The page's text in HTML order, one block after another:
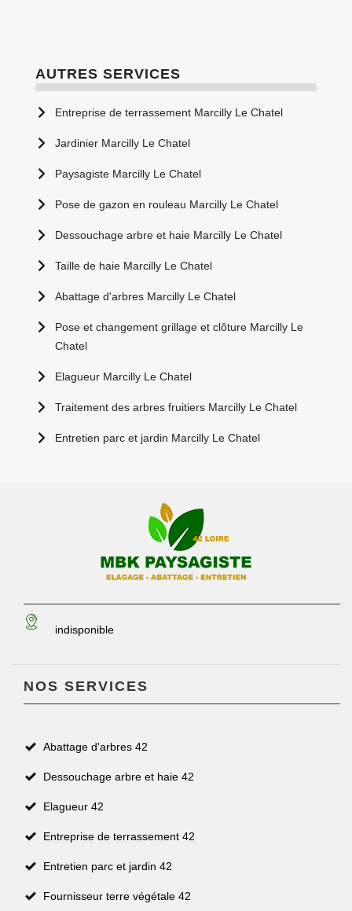
AUTRES SERVICES
Entreprise de terrassement Marcilly Le Chatel
Jardinier Marcilly Le Chatel
Paysagiste Marcilly Le Chatel
Pose de gazon en rouleau Marcilly Le Chatel
Dessouchage arbre et haie Marcilly Le Chatel
Taille de haie Marcilly Le Chatel
Abattage d'arbres Marcilly Le Chatel
Pose et changement grillage et clôture Marcilly Le
Chatel
Elagueur Marcilly Le Chatel
Traitement des arbres fruitiers Marcilly Le Chatel
Entretien parc et jardin Marcilly Le Chatel
indisponible
NOS SERVICES
Abattage d'arbres 42
Dessouchage arbre et haie 42
Elagueur 42
Entreprise de terrassement 42
Entretien parc et jardin 42
Fournisseur terre végétale 42